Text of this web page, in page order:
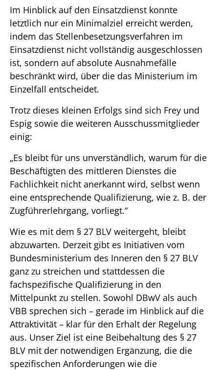
Im Hinblick auf den Einsatzdienst konnte
letztlich nur ein Minimalziel erreicht werden,
indem das Stellenbesetzungsverfahren im
Einsatzdienst nicht vollständig ausgeschlossen
ist, sondern auf absolute Ausnahmefälle
beschränkt wird, über die das Ministerium im
Einzelfall entscheidet.
Trotz dieses kleinen Erfolgs sind sich Frey und
Espig sowie die weiteren Ausschussmitglieder
einig:
„Es bleibt für uns unverständlich, warum für die
Beschäftigten des mittleren Dienstes die
Fachlichkeit nicht anerkannt wird, selbst wenn
eine entsprechende Qualifizierung, wie z. B. der
Zugführerlehrgang, vorliegt.“
Wie es mit dem § 27 BLV weitergeht, bleibt
abzuwarten. Derzeit gibt es Initiativen vom
Bundesministerium des Inneren den § 27 BLV
ganz zu streichen und stattdessen die
fachspezifische Qualifizierung in den
Mittelpunkt zu stellen. Sowohl DBwV als auch
VBB sprechen sich – gerade im Hinblick auf die
Attraktivität – klar für den Erhalt der Regelung
aus. Unser Ziel ist eine Beibehaltung des § 27
BLV mit der notwendigen Ergänzung, die die
spezifischen Anforderungen wie die